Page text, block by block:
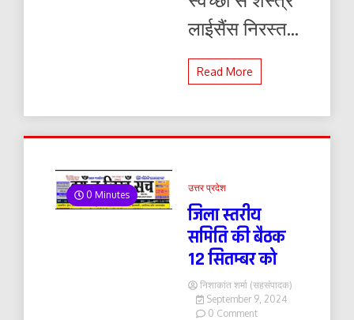
लाईसैंस निरस्त...
Read More
0 Minutes
उत्तर प्रदेश
जिला स्तरीय
समिति की बैठक
12 सितम्बर को
निशाकांत शर्मा (सहसंपादक)
September 9, 2024
0 Commenton